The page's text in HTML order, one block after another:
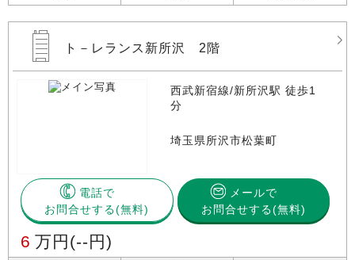
ト－レランス新所沢 2階
西武新宿線/新所沢駅 徒歩1
分
埼玉県所沢市松葉町
電話で
お問合せする
メールで
お問合せする(無料)
6 万円 (--円)